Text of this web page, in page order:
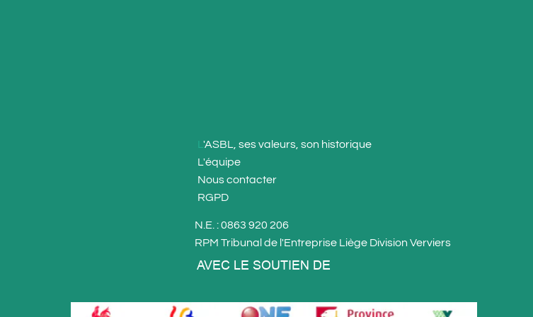
L 'ASBL, ses valeurs, son historique
L'équipe
Nouscontacter
RGPD
N.E. : 0863 920 206
RPM Tribunal de l'Entreprise Liège Division Verviers
AVEC LE SOUTIEN DE